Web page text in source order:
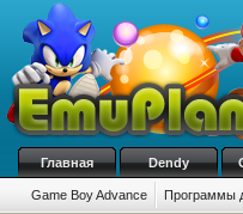
Главная Dendy
Game Boy Advance Программы